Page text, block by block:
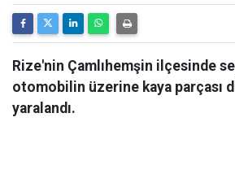
Rize'nin Çamlıhemşin ilçesinde
otomobilin üzerine kaya parçası
yaralandı.